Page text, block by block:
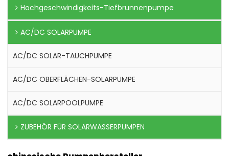
Hochgeschwindigkeits-Tiefbrunnenpumpe
AC/DC SOLARPUMPE
AC/DC SOLAR-TAUCHPUMPE
AC/DC OBERFLÄCHEN-SOLARPUMPE
AC/DC SOLARPOOLPUMPE
ZUBEHÖR FÜR SOLARWASSERPUMPEN